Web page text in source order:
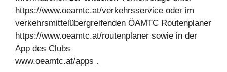
https://www.oeamtc.at/verkehrsservice oder im
verkehrsmittelübergreifenden ÖAMTC Routenplaner
https://www.oeamtc.at/routenplaner sowie in der
App des Clubs
www.oeamtc.at/apps .